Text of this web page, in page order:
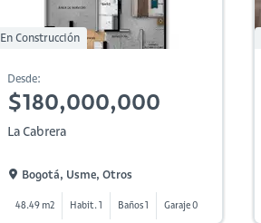
En Construcción
Desde:
$180,000,000
La Cabrera
Bogotá, Usme, Otros
48.49 m2 Habit. 1 Baños 1 Garaje 0